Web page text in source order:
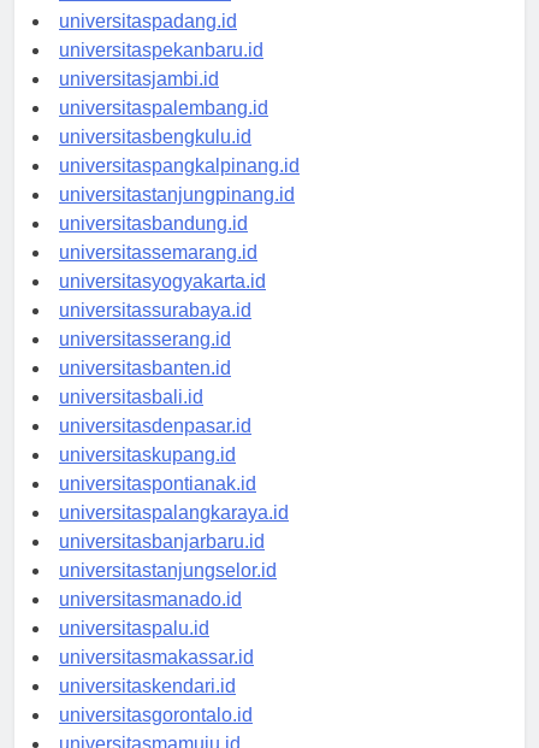
universitasmedan.id
universitaspadang.id
universitaspekanbaru.id
universitasjambi.id
universitaspalembang.id
universitasbengkulu.id
universitaspangkalpinang.id
universitastanjungpinang.id
universitasbandung.id
universitassemarang.id
universitasyogyakarta.id
universitassurabaya.id
universitasserang.id
universitasbanten.id
universitasbali.id
universitasdenpasar.id
universitaskupang.id
universitaspontianak.id
universitaspalangkaraya.id
universitasbanjarbaru.id
universitastanjungselor.id
universitasmanado.id
universitaspalu.id
universitasmakassar.id
universitaskendari.id
universitasgorontalo.id